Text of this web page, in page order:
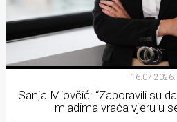
16.07.2026.
Sanja Miovčić: “Zaboravili su
mladima vraća vjeru u